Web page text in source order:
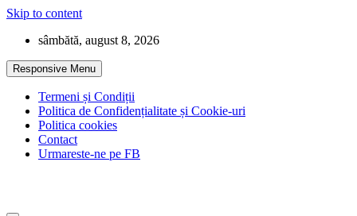
Skip to content
sâmbătă, august 8, 2026
Responsive Menu
Termeni și Condiții
Politica de Confidențialitate și Cookie-uri
Politica cookies
Contact
Urmareste-ne pe FB